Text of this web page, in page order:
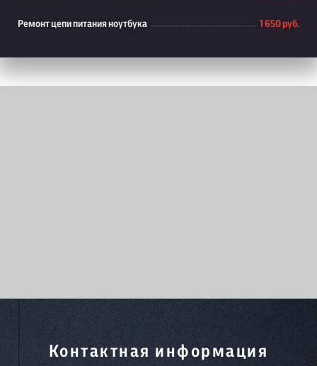
Ремонт цепи питания ноутбука 1 650 руб.
Контактная информация